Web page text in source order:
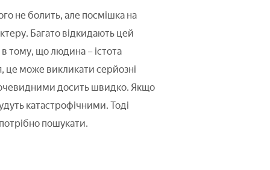
не болить, але посмішка на
Багато відкидають цей
тому, що людина – істота
це може викликати серйозні
досить швидко. Якщо
катастрофічними. Тоді
пошукати.